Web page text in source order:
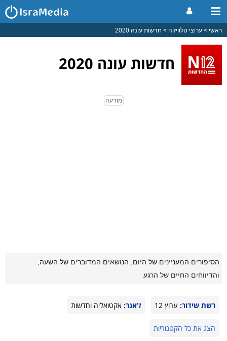
ראשי ערוצי טלוויזיה חדשות עונה 2020
חדשות עונה 2020
הסיפורים המעניינים של היום, הנושאים המדוברים של השעה,
והדיווחים החיים של הרגע
רשת שידור: ערוץ 12 ז'אנר: אקטואליה וחדשות
הצג את כל הקטגוריות